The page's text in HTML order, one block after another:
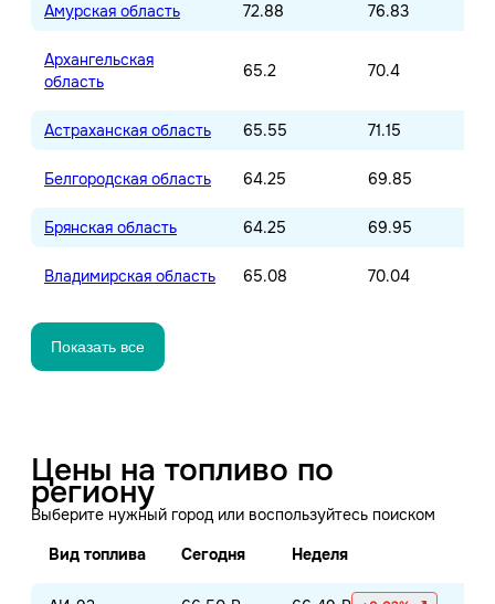
Амурская область 72.88 76.83
Архангельская
область
65.2 70.4
Астраханская область 65.55 71.15
Белгородская область 64.25 69.85
Брянская область 64.25 69.95
Владимирская область 65.08 70.04
Показать все
Цены на топливо по
региону
Выберите нужный город или воспользуйтесь поиском
Вид топлива
Сегодня Неделя